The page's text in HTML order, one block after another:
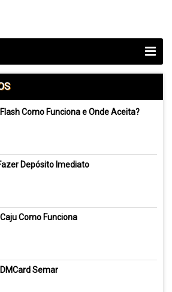
Como Funciona e Onde Aceita?
Depósito Imediato
Como Funciona
Semar